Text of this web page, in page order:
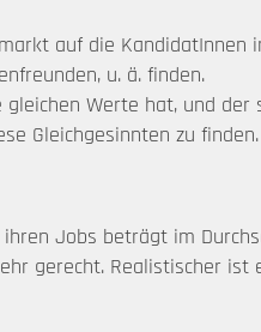
auf die KandidatInnen
u. ä. finden.
Werte hat, und der
Gleichgesinnten zu
Jobs beträgt im
gerecht. Realistischer ist